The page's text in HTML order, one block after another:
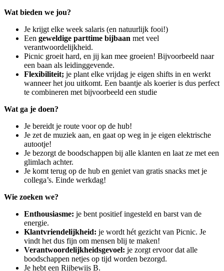
Wat bieden we jou?
Je krijgt elke week salaris (en natuurlijk fooi!)
Een geweldige parttime bijbaan met veel
verantwoordelijkheid.
Picnic groeit hard, en jij kan mee groeien! Bijvoorbeeld naar
een baan als leidinggevende.
Flexibiliteit; je plant elke vrijdag je eigen shifts in en werkt
wanneer het jou uitkomt. Een baantje als koerier is dus perfect
te combineren met bijvoorbeeld een studie
Wat ga je doen?
Je bereidt je route voor op de hub!
Je zet de muziek aan, en gaat op weg in je eigen elektrische
autootje!
Je bezorgt de boodschappen bij alle klanten en laat ze met een
glimlach achter.
Je komt terug op de hub en geniet van gratis snacks met je
collega’s. Einde werkdag!
Wie zoeken we?
Enthousiasme: je bent positief ingesteld en barst van de
energie.
Klantvriendelijkheid: je wordt hét gezicht van Picnic. Je
vindt het dus fijn om mensen blij te maken!
Verantwoordelijkheidsgevoel: je zorgt ervoor dat alle
boodschappen netjes op tijd worden bezorgd.
Je hebt een Rijbewijs B.